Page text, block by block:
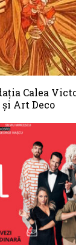
Calea
Art Deco